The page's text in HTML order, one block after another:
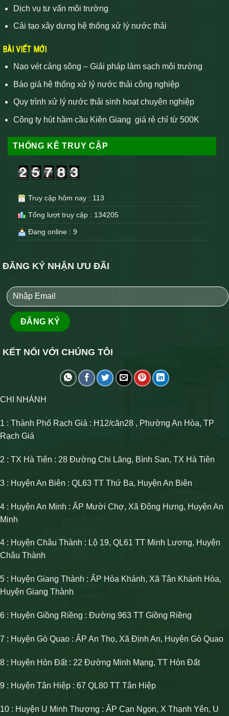
Dịch vụ tư vấn môi trường
Cải tạo xây dựng hệ thống xử lý nước thải
BÀI VIẾT MỚI
Nạo vét cảng sông – Giải pháp làm sạch môi trường
Báo giá hệ thống xử lý nước thải công nghiệp
Quy trình xử lý nước thải sinh hoạt chuyên nghiệp
Công ty hút hầm cầu Kiên Giang giá rẻ chỉ từ 500K
THỐNG KÊ TRUY CẬP
Truy cập hôm nay : 113
Tổng lượt truy cập : 134205
Đang online : 9
ĐĂNG KÝ NHẬN ƯU ĐÃI
KẾT NỐI VỚI CHÚNG TÔI
CHI NHÁNH
1 : Thành Phố Rạch Giá : H12/căn28 , Phường An Hòa, TP
Rạch Giá
2 : TX Hà Tiên : 28 Đường Chi Lăng, Bình San, TX Hà Tiên
3 : Huyện An Biên : QL63 TT Thứ Ba, Huyện An Biên
4 : Huyện An Minh : ẤP Mười Chợ, Xã Đông Hưng, Huyện An
Minh
4 : Huyện Châu Thành : Lộ 19, QL61 TT Minh Lương, Huyện
Châu Thành
5 : Huyện Giang Thành : ẤP Hòa Khánh, Xã Tân Khánh Hòa,
Huyện Giang Thành
6 : Huyện Giồng Riềng : Đường 963 TT Giồng Riềng
7 : Huyện Gò Quao : ẤP An Thọ, Xã Định An, Huyện Gò Quao
8 : Huyện Hòn Đất : 22 Đường Minh Mạng, TT Hòn Đất
9 : Huyện Tân Hiệp : 67 QL80 TT Tân Hiệp
10 : Huyện U Minh Thượng : ẤP Cạn Ngọn, X Thạnh Yên, U